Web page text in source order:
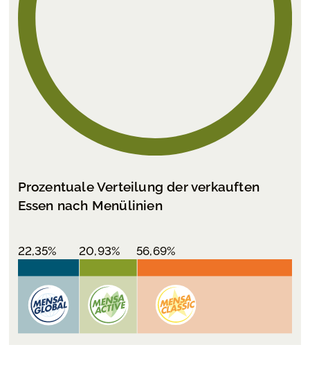
Prozentuale Verteilung der verkauften
Essen nach Menülinien
22,35% 20,93% 56,69%